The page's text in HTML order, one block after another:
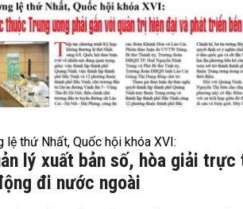
lệ thứ Nhất, Quốc hội khóa XVI:
lý xuất bản số, hòa giải trực
đi nước ngoài